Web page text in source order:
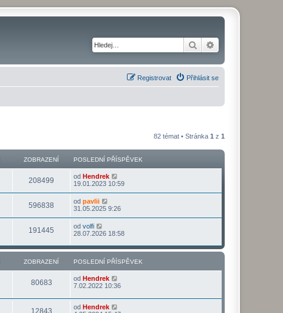
Hledat
Přihlásit se
Registrovat
82 témat • Stránka 1 z 1
ZOBRAZENÍ POSLEDNÍ PŘÍSPĚVEK
208499 od Hendrek
19.01.2023 10:59
596838 od pavlii
31.05.2025 9:26
191445 od volfi
28.07.2026 18:58
ZOBRAZENÍ POSLEDNÍ PŘÍSPĚVEK
80683 od Hendrek
7.02.2022 10:36
12843 od Hendrek